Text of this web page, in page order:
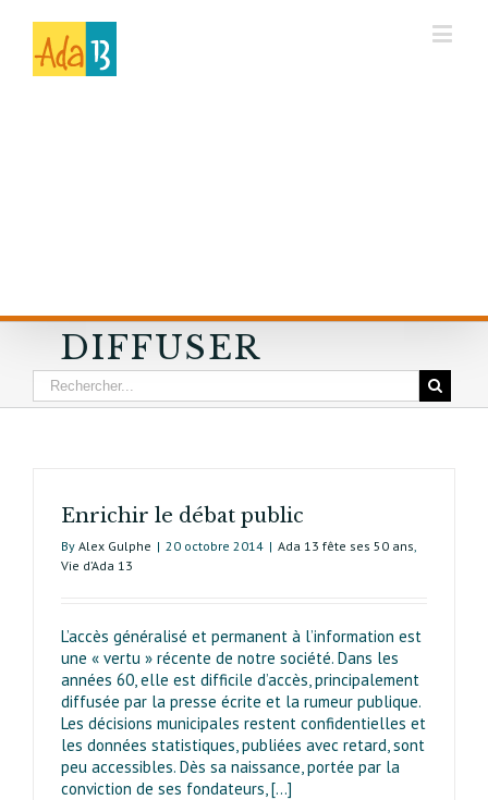
DIFFUSER
Enrichir le débat public
By Alex Gulphe | 20 octobre 2014 | Ada 13 fête ses 50 ans,
Vie d’Ada 13
L’accès généralisé et permanent à l’information est
une « vertu » récente de notre société. Dans les
années 60, elle est difficile d’accès, principa­le­ment
diffusée par la presse écrite et la rumeur publique.
Les décisions municipales restent confidentielles et
les données statistiques, publiées avec retard, sont
peu accessibles. Dès sa naissance, portée par la
conviction de ses fondateurs, [...]